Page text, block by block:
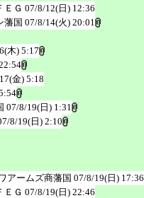
ＥＧ 07/8/12(日) 12:36
藩国 07/8/14(火) 20:01
木) 5:17
金) 5:18
07/8/19(日) 1:31
8/19(日) 2:10
アームズ商藩国 07/8/19(日) 17:36
ＥＧ 07/8/19(日) 22:46